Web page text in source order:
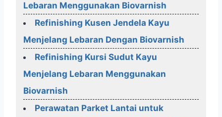
Lebaran Menggunakan Biovarnish
Refinishing Kusen Jendela Kayu
Menjelang Lebaran Dengan Biovarnish
Refinishing Kursi Sudut Kayu
Menjelang Lebaran Menggunakan
Biovarnish
Perawatan Parket Lantai untuk